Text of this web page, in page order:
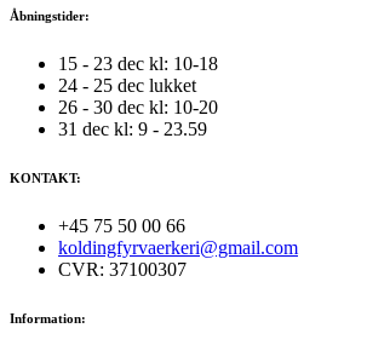
Åbningstider:
15 - 23 dec kl: 10-18
24 - 25 dec lukket
26 - 30 dec kl: 10-20
31 dec kl: 9 - 23.59
KONTAKT:
+45 75 50 00 66
koldingfyrvaerkeri@gmail.com
CVR: 37100307
Information: